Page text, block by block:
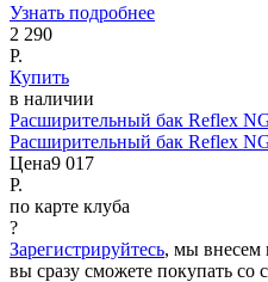
Узнать подробнее
2 290
Р.
Купить
в наличии
Расширительный бак Reflex
Расширительный бак Reflex
Цена9 017
Р.
по карте клуба
?
Зарегистрируйтесь, мы внесем
вы сразу сможете покупать со